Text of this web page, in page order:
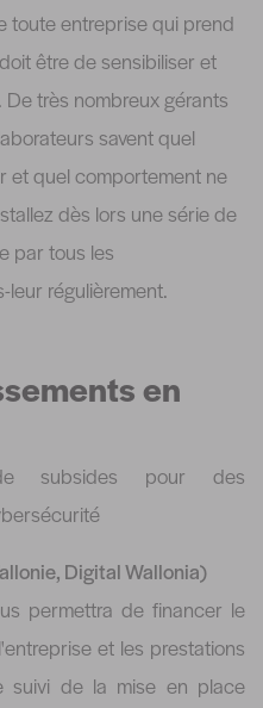
toute entreprise qui prend
être de sensibiliser et
très nombreux gérants
savent quel
et quel comportement ne
dès lors une série de
par tous les
régulièrement.
en
subsides pour des
Digital Wallonia)
permettra de financer le
et les prestations
suivi de la mise en place